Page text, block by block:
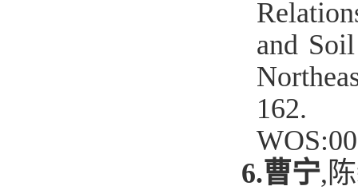
and
162.
6.曹宁,